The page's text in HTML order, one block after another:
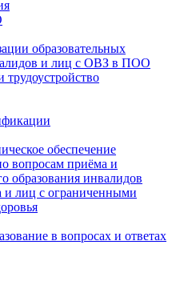
образовательных
и лиц с ОВЗ в ПОО
обеспечение
вопросам приёма и
образования инвалидов
и лиц с ограниченными
в вопросах и ответах